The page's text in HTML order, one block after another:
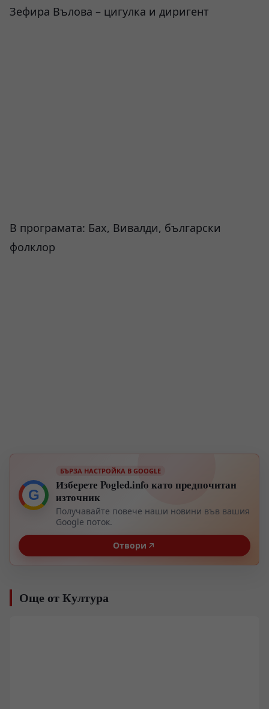
Зефира Вълова – цигулка и диригент
В програмата: Бах, Вивалди, български
фолклор
G
БЪРЗА НАСТРОЙКА В GOOGLE
Изберете Pogled.info като предпочитан
източник
Получавайте повече наши новини във вашия
Google поток.
Отвори
Още от Култура